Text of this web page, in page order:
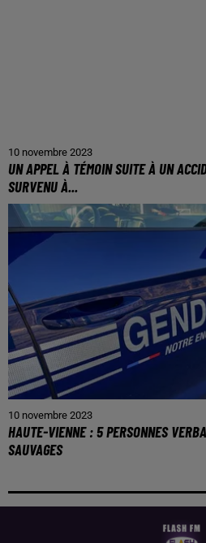
10 novembre 2023
UN APPEL À TÉMOIN SUITE À UN
SURVENU À...
10 novembre 2023
HAUTE-VIENNE : 5 PERSONNES
SAUVAGES